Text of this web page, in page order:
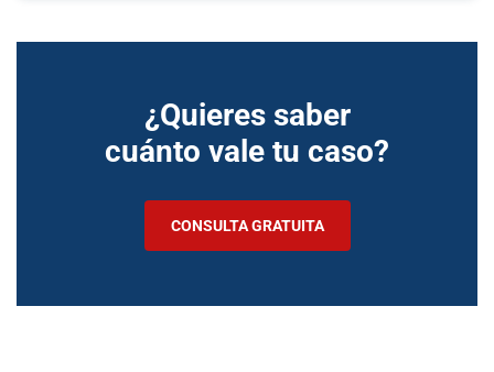
¿Quieres saber
cuánto vale tu caso?
CONSULTA GRATUITA